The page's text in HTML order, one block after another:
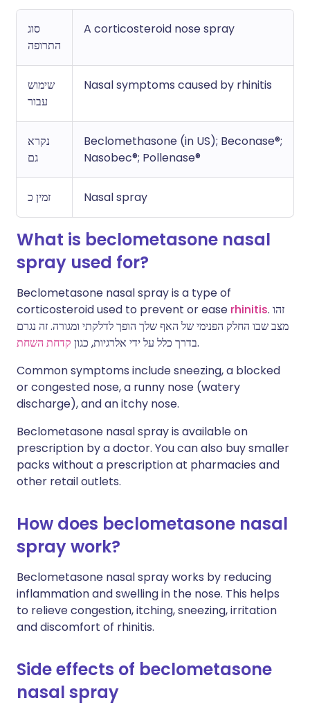
סוג
התרופה
A corticosteroid nose spray
שימוש
עבור
Nasal symptoms caused by rhinitis
נקרא
גם
Beclomethasone (in US); Beconase®;
Nasobec®; Pollenase®
זמין כ Nasal spray
What is beclometasone nasal
spray used for?
Beclometasone nasal spray is a type of
corticosteroid used to prevent or ease rhinitis. זהו
מצב שבו החלק הפנימי של האף שלך הופך לדלקתי ומגורה. זה נגרם
בדרך כלל על ידי אלרגיות, כגון קדחת השחת
.
Common symptoms include sneezing, a blocked
or congested nose, a runny nose (watery
discharge), and an itchy nose.
Beclometasone nasal spray is available on
prescription by a doctor. You can also buy smaller
packs without a prescription at pharmacies and
other retail outlets.
How does beclometasone nasal
spray work?
Beclometasone nasal spray works by reducing
inflammation and swelling in the nose. This helps
to relieve congestion, itching, sneezing, irritation
and discomfort of rhinitis.
Side effects of beclometasone
nasal spray